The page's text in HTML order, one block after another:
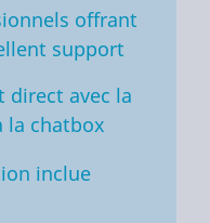
offrant
support
direct avec la
la chatbox
inclue